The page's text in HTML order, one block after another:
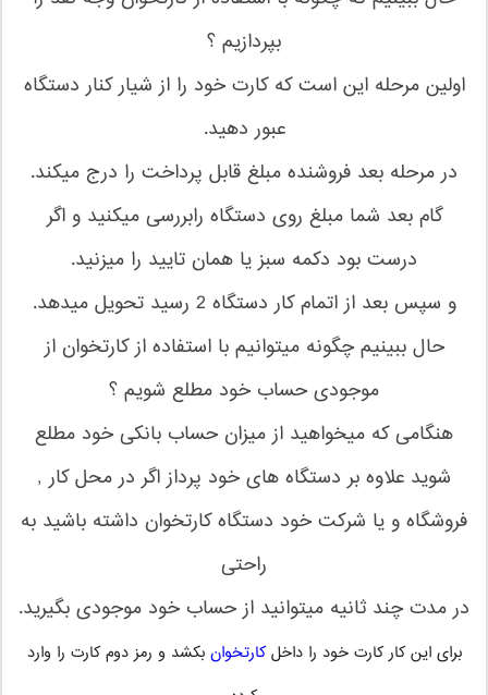
بپردازیم ؟
اولین مرحله این است که کارت خود را از شیار کنار دستگاه
عبور دهید.
در مرحله بعد فروشنده مبلغ قابل پرداخت را درج میکند.
گام بعد شما مبلغ روی دستگاه رابررسی میکنید و اگر
درست بود دکمه سبز یا همان تایید را میزنید.
و سپس بعد از اتمام کار دستگاه 2 رسید تحویل میدهد.
حال ببینیم چگونه میتوانیم با استفاده از کارتخوان از
موجودی حساب خود مطلع شویم ؟
هنگامی که میخواهید از میزان حساب بانکی خود مطلع
شوید علاوه بر دستگاه های خود پرداز اگر در محل کار ,
فروشگاه و یا شرکت خود دستگاه کارتخوان داشته باشید به
راحتی
در مدت چند ثانیه میتوانید از حساب خود موجودی بگیرید.
برای این کار کارت خود را داخلکارتخوان بکشد و رمز دوم کارت را وارد